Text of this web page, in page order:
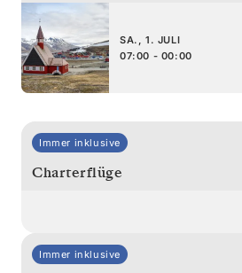
SA., 1. JULI
07:00 - 00:00
Immer inklusive
Charterflüge
Immer inklusive